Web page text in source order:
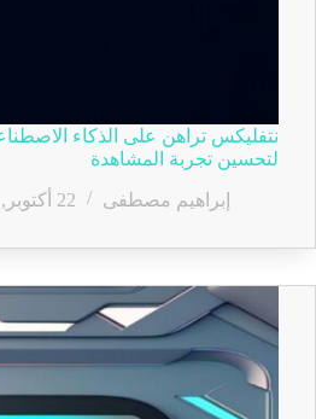
نتفليكس تراهن على الذكاء
لتحسين تجربة المشاهدة
إبراهيم مصطفى
22 أكتوبر, 2025